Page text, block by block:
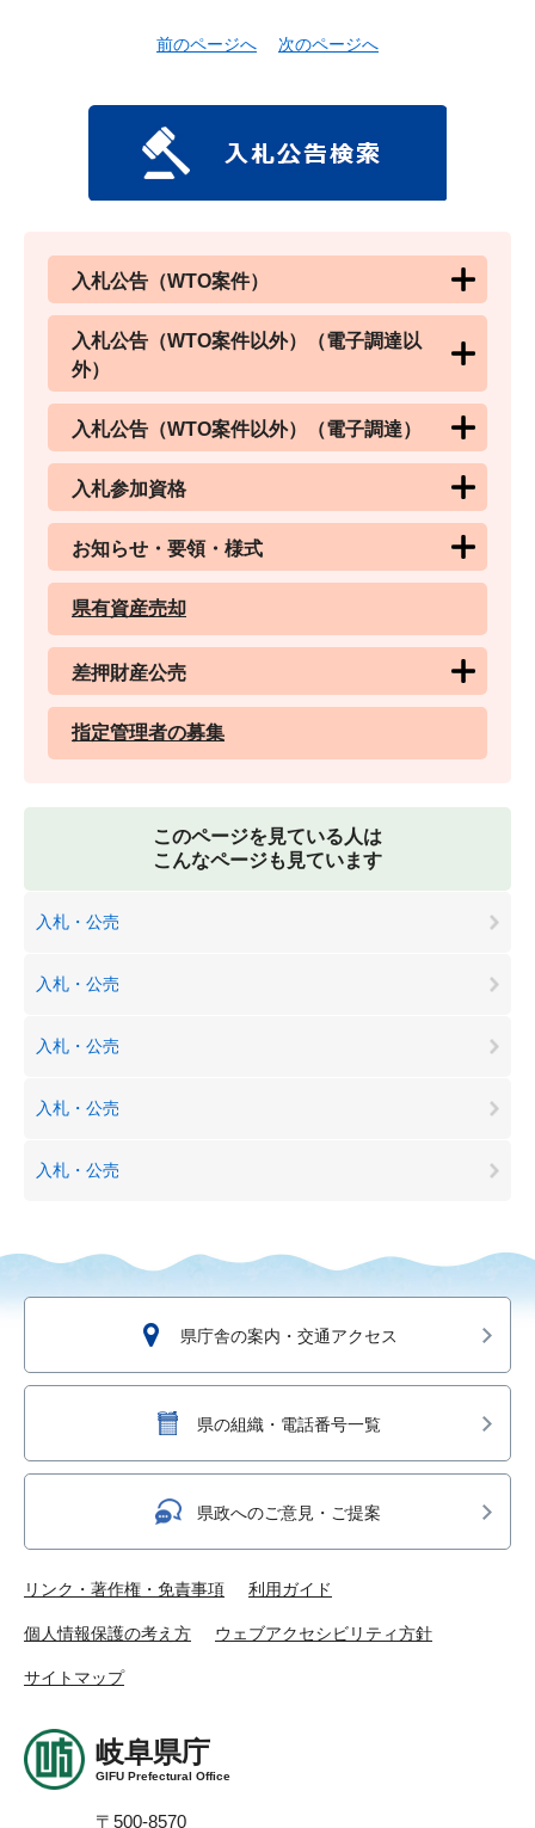
前のページへ 次のページへ
入札公告（WTO案件）
入札公告（WTO案件以外）（電子調達以
外）
入札公告（WTO案件以外）（電子調達）
入札参加資格
お知らせ・要領・様式
県有資産売却
差押財産公売
指定管理者の募集
このページを見ている人は
こんなページも見ています
入札・公売
入札・公売
入札・公売
入札・公売
入札・公売
県庁舎の案内・交通アクセス
県の組織・電話番号一覧
県政へのご意見・ご提案
リンク・著作権・免責事項 利用ガイド
個人情報保護の考え方 ウェブアクセシビリティ方針
サイトマップ
岐阜県庁
GIFU Prefectural Office
〒500-8570